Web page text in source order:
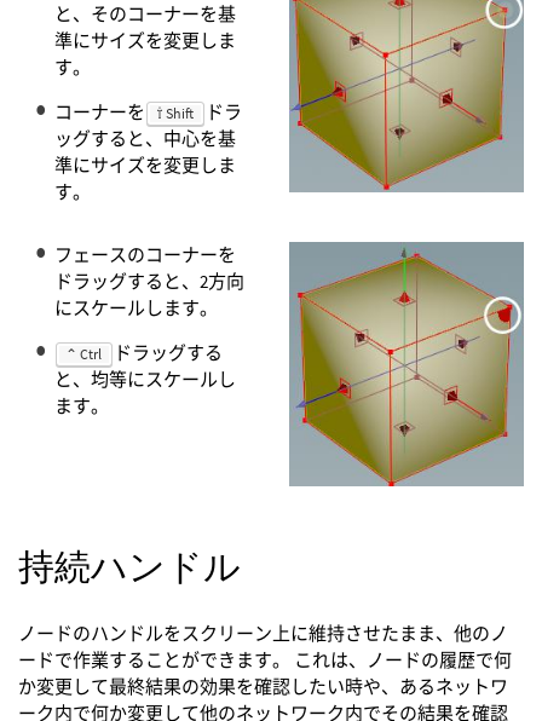
と、そのコーナーを基
準にサイズを変更しま
す。
コーナーを
⇧ Shift
ドラ
ッグすると、中心を基
準にサイズを変更しま
す。
フェースのコーナーを
ドラッグすると、2方向
にスケールします。
⌃ Ctrl
ドラッグする
と、均等にスケールし
ます。
持続ハンドル
ノードのハンドルをスクリーン上に維持させたまま、他のノ
ードで作業することができます。 これは、ノードの履歴で何
か変更して最終結果の効果を確認したい時や、あるネットワ
ーク内で何か変更して他のネットワーク内でその結果を確認